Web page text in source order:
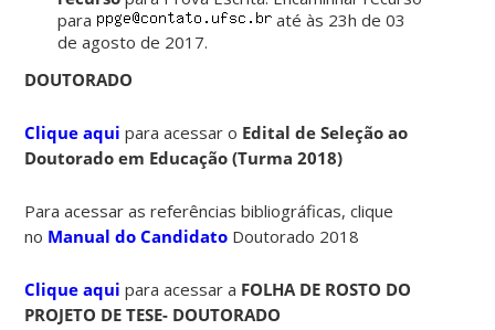
para
até às 23h de 03
de agosto de 2017.
DOUTORADO
Clique aqui para acessar o Edital de Seleção ao
Doutorado em Educação (Turma 2018)
Para acessar as referências bibliográficas, clique
no Manual do Candidato Doutorado 2018
Clique aqui para acessar a FOLHA DE ROSTO DO
PROJETO DE TESE- DOUTORADO